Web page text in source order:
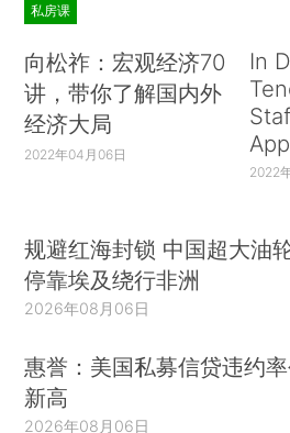
私房课
向松祚：宏观经济70
讲，带你了解国内外
经济大局
2022年04月06日
In
2022
规避红海封锁 中国超大油
停靠埃及绕行非洲
2026年08月06日
惠誉：美国私募信贷违约
新高
2026年08月06日